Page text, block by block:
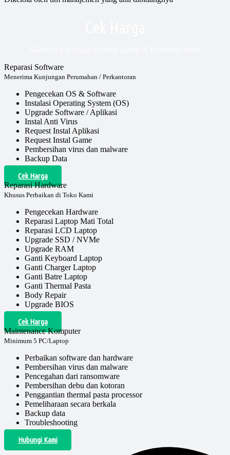
Reparasi Software
Menerima Kunjungan Perumahan / Perkantoran
Pengecekan OS & Software
Instalasi Operating System (OS)
Upgrade Software / Aplikasi
Instal Anti Virus
Request Instal Aplikasi
Request Instal Game
Pembersihan virus dan malware
Backup Data
Cek Harga
Reparasi Hardware
Khusus Perbaikan di Toko Kami
Pengecekan Hardware
Reparasi Laptop Mati Total
Reparasi LCD Laptop
Upgrade SSD / NVMe
Upgrade RAM
Ganti Keyboard Laptop
Ganti Charger Laptop
Ganti Batre Laptop
Ganti Thermal Pasta
Body Repair
Upgrade BIOS
Cek Harga
Maintenance Komputer
Minimum 5 PC/Laptop
Perbaikan software dan hardware
Pembersihan virus dan malware
Pencegahan dari ransomware
Pembersihan debu dan kotoran
Penggantian thermal pasta processor
Pemeliharaan secara berkala
Backup data
Troubleshooting
Hubungi Kami